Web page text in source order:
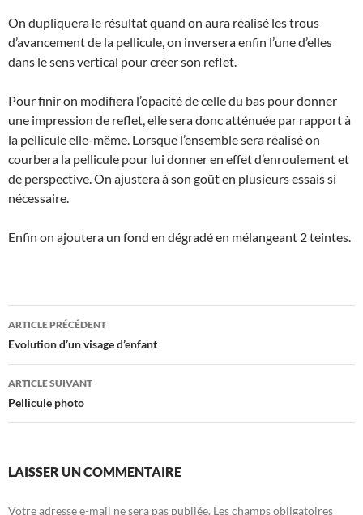
On dupliquera le résultat quand on aura réalisé les trous
d’avancement de la pellicule, on inversera enfin l’une d’elles
dans le sens vertical pour créer son reflet.
Pour finir on modifiera l’opacité de celle du bas pour donner
une impression de reflet, elle sera donc atténuée par rapport à
la pellicule elle-même. Lorsque l’ensemble sera réalisé on
courbera la pellicule pour lui donner en effet d’enroulement et
de perspective. On ajustera à son goût en plusieurs essais si
nécessaire.
Enfin on ajoutera un fond en dégradé en mélangeant 2 teintes.
Navigation
des
articles
ARTICLE PRÉCÉDENT
Evolution d’un visage d’enfant
ARTICLE SUIVANT
Pellicule photo
LAISSER UN COMMENTAIRE
Votre adresse e-mail ne sera pas publiée. Les champs obligatoires